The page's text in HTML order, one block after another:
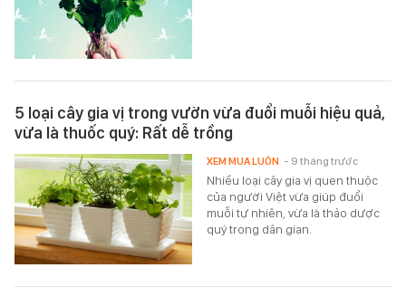
5 loại cây gia vị trong vườn vừa đuổi muỗi hiệu quả,
vừa là thuốc quý: Rất dễ trồng
Nhiều loại cây gia vị quen thuộc
của người Việt vừa giúp đuổi
muỗi tự nhiên, vừa là thảo dược
quý trong dân gian.
XEM MUA LUÔN - 9 tháng trước